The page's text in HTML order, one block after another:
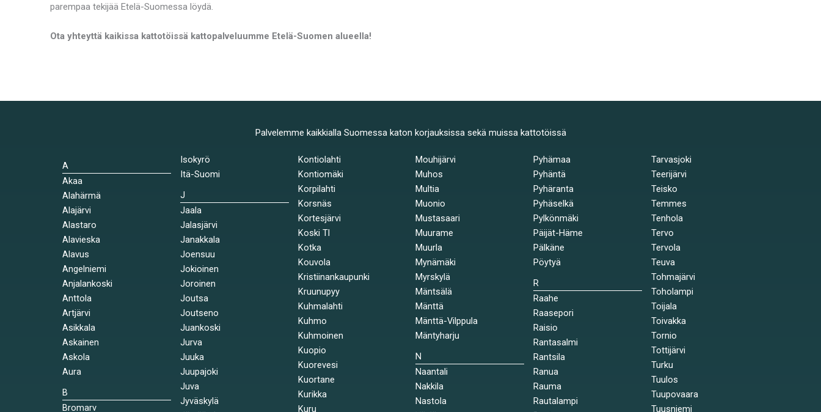
parempaa tekijää Etelä-Suomessa löydä.
Ota yhteyttä kaikissa kattotöissä kattopalveluumme Etelä-Suomen alueella!
Palvelemme kaikkialla Suomessa katon korjauksissa sekä muissa kattotöissä
A
Akaa
Alahärmä
Alajärvi
Alastaro
Alavieska
Alavus
Angelniemi
Anjalankoski
Anttola
Artjärvi
Asikkala
Askainen
Askola
Aura
B
Bromarv
Isokyrö
Itä-Suomi
J
Jaala
Jalasjärvi
Janakkala
Joensuu
Jokioinen
Joroinen
Joutsa
Joutseno
Juankoski
Jurva
Juuka
Juupajoki
Juva
Jyväskylä
Kontiolahti
Kontiomäki
Korpilahti
Korsnäs
Kortesjärvi
Koski Tl
Kotka
Kouvola
Kristiinankaupunki
Kruunupyy
Kuhmalahti
Kuhmo
Kuhmoinen
Kuopio
Kuorevesi
Kuortane
Kurikka
Kuru
Mouhijärvi
Muhos
Multia
Muonio
Mustasaari
Muurame
Muurla
Mynämäki
Myrskylä
Mäntsälä
Mänttä
Mänttä-Vilppula
Mäntyharju
N
Naantali
Nakkila
Nastola
Pyhämaa
Pyhäntä
Pyhäranta
Pyhäselkä
Pylkönmäki
Päijät-Häme
Pälkäne
Pöytyä
R
Raahe
Raasepori
Raisio
Rantasalmi
Rantsila
Ranua
Rauma
Rautalampi
Tarvasjoki
Teerijärvi
Teisko
Temmes
Tenhola
Tervo
Tervola
Teuva
Tohmajärvi
Toholampi
Toijala
Toivakka
Tornio
Tottijärvi
Turku
Tuulos
Tuupovaara
Tuusniemi